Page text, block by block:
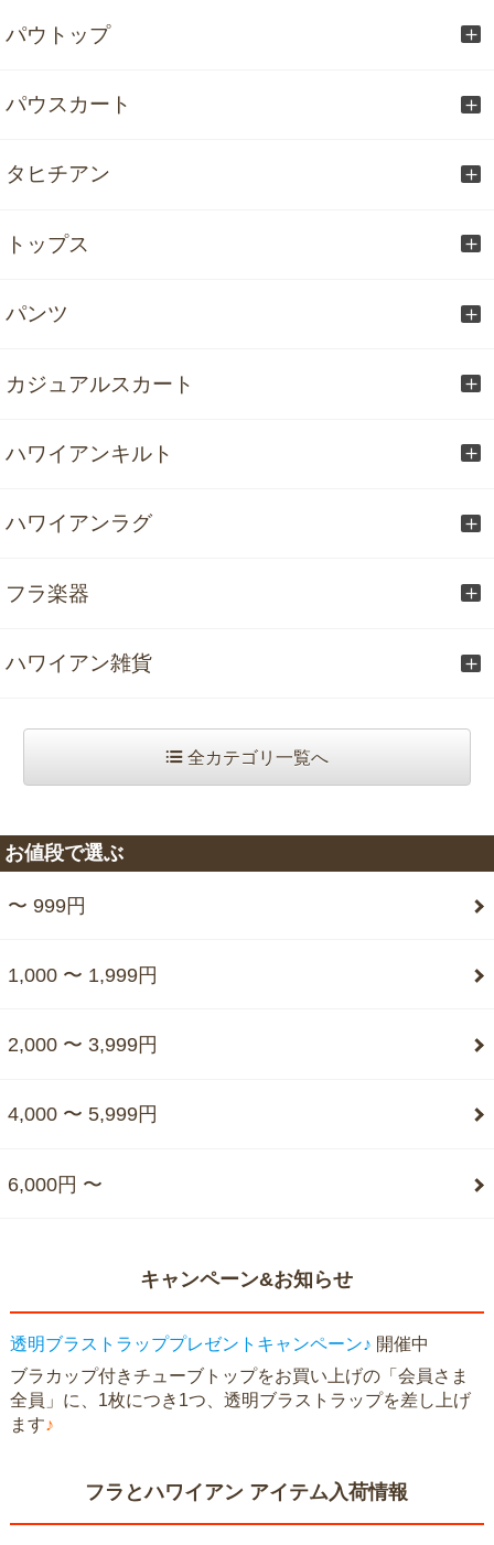
パウトップ
パウスカート
タヒチアン
トップス
パンツ
カジュアルスカート
ハワイアンキルト
ハワイアンラグ
フラ楽器
ハワイアン雑貨
全カテゴリ一覧へ
お値段で選ぶ
〜 999円
1,000 〜 1,999円
2,000 〜 3,999円
4,000 〜 5,999円
6,000円 〜
キャンペーン&お知らせ
透明ブラストラッププレゼントキャンペーン♪ 開催中
ブラカップ付きチューブトップをお買い上げの「会員さま
全員」に、1枚につき1つ、透明ブラストラップを差し上げ
ます♪
フラとハワイアン アイテム入荷情報